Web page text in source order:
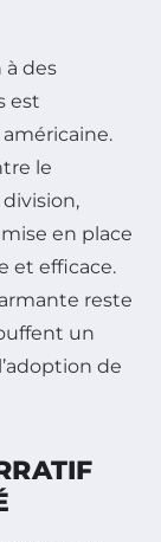
des
est
le
en place
et efficace.
reste
un
de